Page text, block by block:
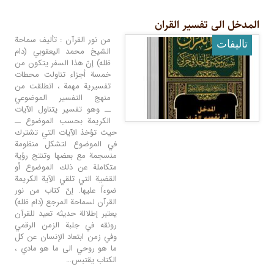
المدخل الى تفسیر القران
تالیفات
من نور القرآن : تأليف سماحة
الشيخ محمد اليعقوبي (دام
ظله) إنّ هذا السفر يتكون من
خمسة أجزاء تناولت محطات
تفسيرية مهمة ، انطلقت من
منهج التفسير الموضوعي
ــ وهو تفسير يتناول الآيات
الكريمة بحسب الموضوع ــ
حيث تؤخذ الآيات التي تشترك
في الموضوع لتشكل منظومة
منسجمة مع بعضها وتنتج رؤية
متكاملة عن ذلك الموضوع أو
القضية التي تلقي الآية الكريمة
ضوءاً عليها. إنّ كتاب من نور
القرآن لسماحة المرجع (دام ظله)
يعتبر إطلالة حديثه تعيد للقرآن
رونقه في جلبة الزمن الرقمي
وفي زمن ابتعاد الإنسان عن كل
ما هو روحي الى ما هو مادي ،
الكتاب يقتبس…